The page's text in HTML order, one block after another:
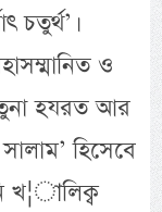
ও
হযরত আর
হিসেবে
খ¦ালিক্ব